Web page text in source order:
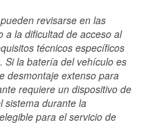
revisarse en las
a la dificultad de acceso al
técnicos específicos
Si la batería del vehículo es
desmontaje extenso para
requiere un dispositivo de
sistema durante la
para el servicio de